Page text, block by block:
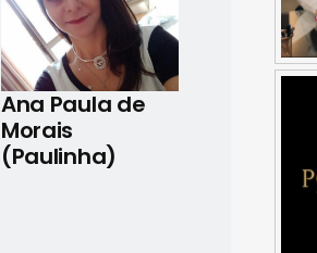
Ana Paula de
Morais
(Paulinha)